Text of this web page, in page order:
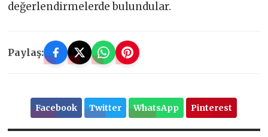
değerlendirmelerde bulundular.
Paylaş:
Facebook Twitter WhatsApp Pinterest